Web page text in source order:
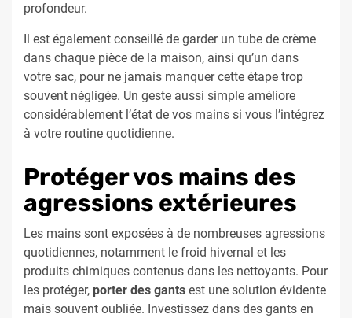
profondeur.
Il est également conseillé de garder un tube de crème
dans chaque pièce de la maison, ainsi qu’un dans
votre sac, pour ne jamais manquer cette étape trop
souvent négligée. Un geste aussi simple améliore
considérablement l’état de vos mains si vous l’intégrez
à votre routine quotidienne.
Protéger vos mains des
agressions extérieures
Les mains sont exposées à de nombreuses agressions
quotidiennes, notamment le froid hivernal et les
produits chimiques contenus dans les nettoyants. Pour
les protéger, porter des gants est une solution évidente
mais souvent oubliée. Investissez dans des gants en